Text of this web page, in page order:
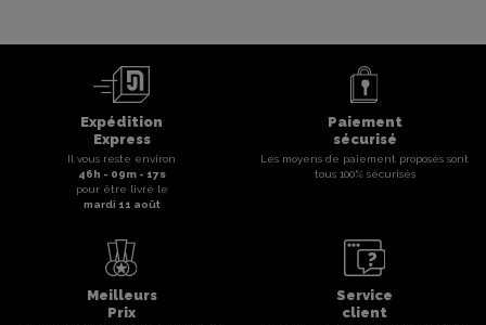
Expédition
Express
Il vous reste environ
46h - 09m - 17s
pour être livré le
mardi 11 août
Paiement
sécurisé
Les moyens de paiement proposés sont
tous 100% sécurisés
Meilleurs
Prix
Service
client